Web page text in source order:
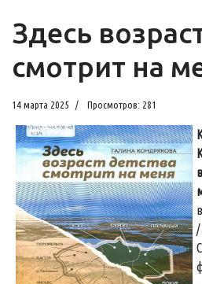
Здесь
смотрит на
14 марта 2025 Просмотров: 281
/